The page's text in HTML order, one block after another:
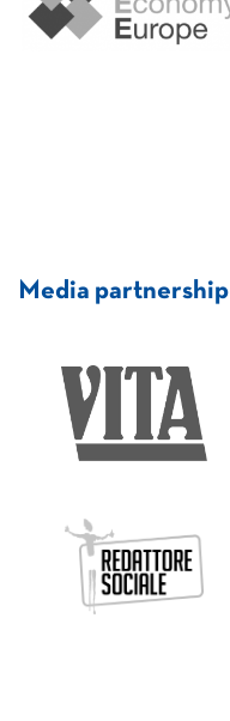
Media partnership